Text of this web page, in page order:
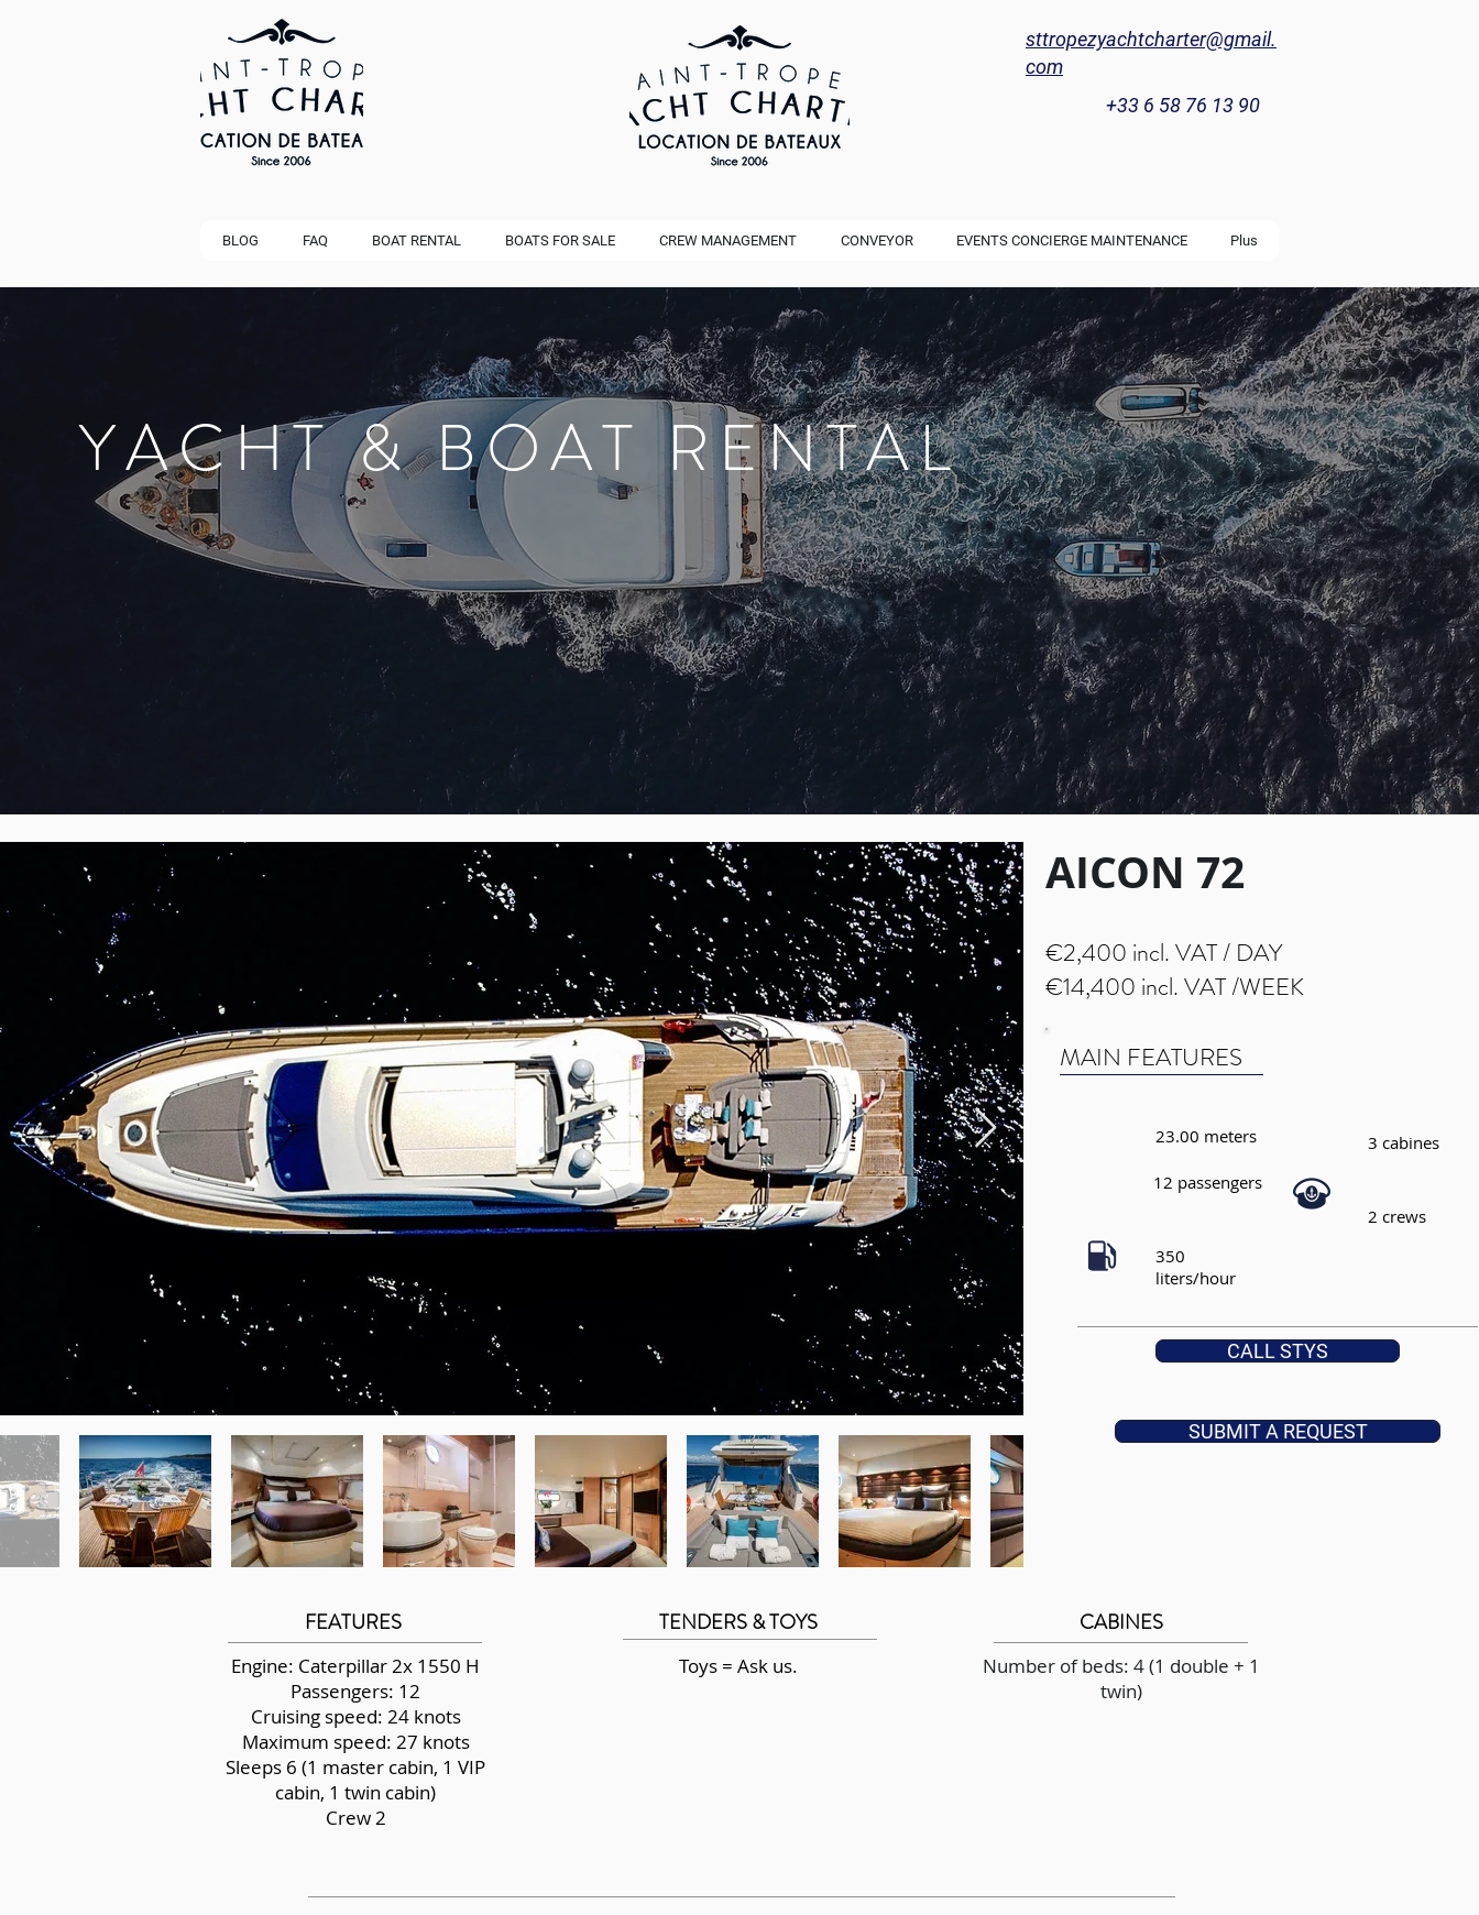
sttropezyachtcharter@gmail.
com
+33 6 58 76 13 90
BLOG FAQ BOAT RENTAL BOATS FOR SALE CREW MANAGEMENT CONVEYOR EVENTS CONCIERGE MAINTENANCE Plus
YACHT & BOAT RENTAL
AICON 72
€2,400 incl. VAT / DAY
€14,400 incl. VAT /WEEK
MAIN FEATURES
23.00 meters
3 cabines
12 passengers
2 crews
350
liters/hour
CALL STYS
SUBMIT A REQUEST
FEATURES
Engine: Caterpillar 2x 1550 H
Passengers: 12
Cruising speed: 24 knots
Maximum speed: 27 knots
Sleeps 6 (1 master cabin, 1 VIP
cabin, 1 twin cabin)
Crew 2
TENDERS & TOYS
Toys = Ask us.
CABINES
Number of beds: 4 (1 double + 1
twin)